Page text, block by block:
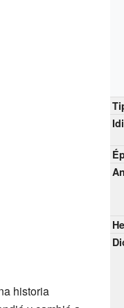
historia